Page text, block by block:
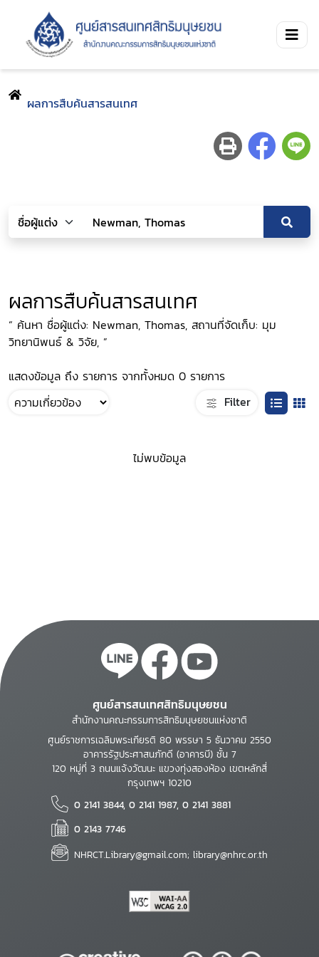
ผลการสืบค้นสารสนเทศ
ผลการสืบค้นสารสนเทศ
“ ค้นหา ชื่อผู้แต่ง: Newman, Thomas, สถานที่จัดเก็บ: มุม
วิทยานิพนธ์ & วิจัย, ”
แสดงข้อมูล ถึง รายการ จากทั้งหมด 0 รายการ
Filter
ไม่พบข้อมูล
ศูนย์สารสนเทศสิทธิมนุษยชน
สำนักงานคณะกรรมการสิทธิมนุษยชนแห่งชาติ
ศูนย์ราชการเฉลิมพระเกียรติ 80 พรรษา 5 ธันวาคม 2550
อาคารรัฐประศาสนภักดี (อาคารบี) ชั้น 7
120 หมู่ที่ 3 ถนนแจ้งวัฒนะ แขวงทุ่งสองห้อง เขตหลักสี่
กรุงเทพฯ 10210
0 2141 3844, 0 2141 1987, 0 2141 3881
0 2143 7746
NHRCT.Library@gmail.com; library@nhrc.or.th